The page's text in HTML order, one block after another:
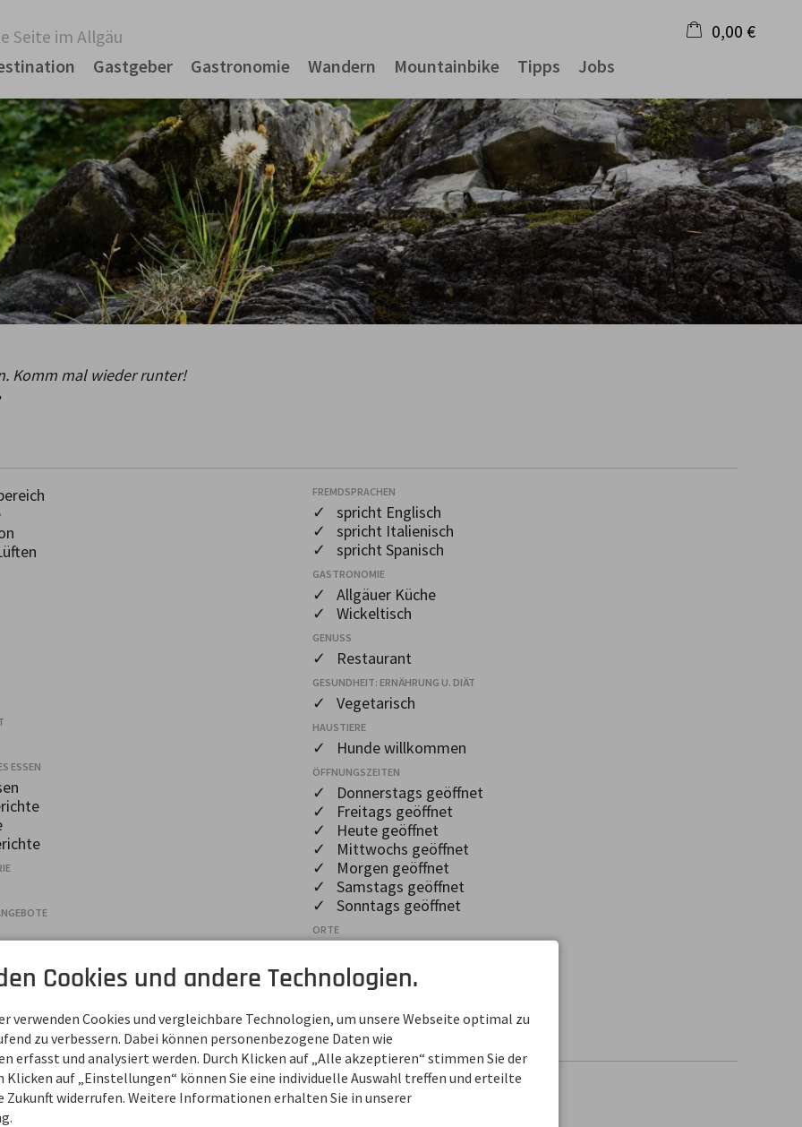
Seite im Allgäu
Gastgeber Gastronomie Wandern Mountainbike Tipps Jobs
0,00 €
Warenkorb ist leer
Komm mal wieder runter!
ESSEN
FREMDSPRACHEN
✓ spricht Englisch
✓ spricht Italienisch
✓ spricht Spanisch
GASTRONOMIE
✓ Allgäuer Küche
✓ Wickeltisch
GENUSS
✓ Restaurant
GESUNDHEIT: ERNÄHRUNG U. DIÄT
✓ Vegetarisch
HAUSTIERE
✓ Hunde willkommen
ÖFFNUNGSZEITEN
✓ Donnerstags geöffnet
✓ Freitags geöffnet
✓ Heute geöffnet
✓ Mittwochs geöffnet
✓ Morgen geöffnet
✓ Samstags geöffnet
✓ Sonntags geöffnet
ORTE
VERPFLEGUNG
✓ Regionale Küche
ÖFFNUNGSZEITEN
Cookies und andere Technologien.
verwenden Cookies und vergleichbare Technologien, um unsere Webseite optimal zu
zu verbessern. Dabei können personenbezogene Daten wie
erfasst und analysiert werden. Durch Klicken auf „Alle akzeptieren“ stimmen Sie der
Klicken auf „Einstellungen“ können Sie eine individuelle Auswahl treffen und erteilte
Zukunft widerrufen. Weitere Informationen erhalten Sie in unserer